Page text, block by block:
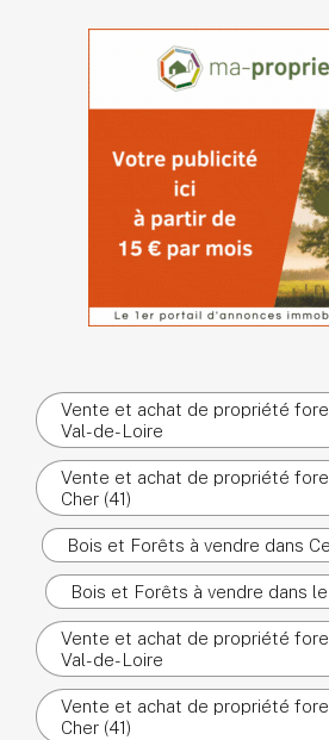
Vente et achat de propriété
Val-de-Loire
Vente et achat de propriété
Cher (41)
Bois et Forêts à vendre dans
Bois et Forêts à vendre dans
Vente et achat de propriété
Val-de-Loire
Vente et achat de propriété
Cher (41)